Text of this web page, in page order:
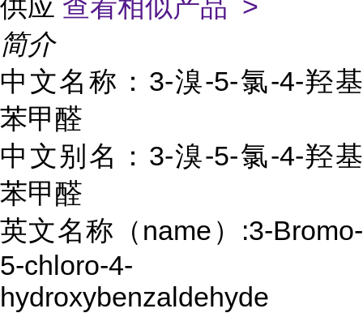
供应 查看相似产品 >
简介
中文名称：3-溴-5-氯-4-羟基
苯甲醛
中文别名：3-溴-5-氯-4-羟基
苯甲醛
英文名称（name）:3-Bromo-
5-chloro-4-
hydroxybenzaldehyde